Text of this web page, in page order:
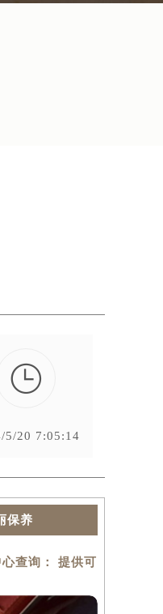

5/20 7:05:14
保养
查询： 提供可